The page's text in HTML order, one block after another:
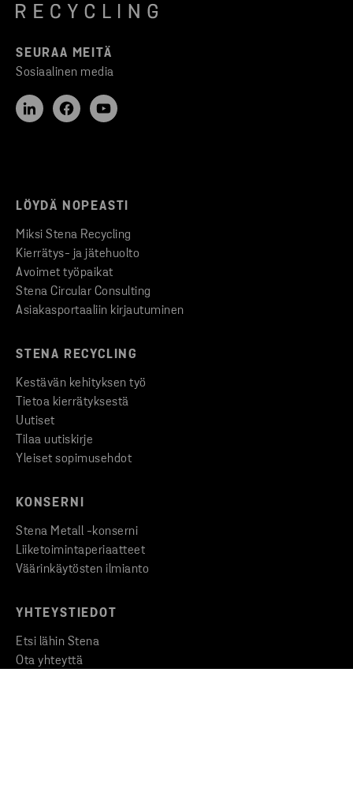
SEURAA MEITÄ
Sosiaalinen media
LÖYDÄ NOPEASTI
Miksi Stena Recycling
Kierrätys- ja jätehuolto
Avoimet työpaikat
Stena Circular Consulting
Asiakasportaaliin kirjautuminen
STENA RECYCLING
Kestävän kehityksen työ
Tietoa kierrätyksestä
Uutiset
Tilaa uutiskirje
Yleiset sopimusehdot
KONSERNI
Stena Metall -konserni
Liiketoimintaperiaatteet
Väärinkäytösten ilmianto
YHTEYSTIEDOT
Etsi lähin Stena
Ota yhteyttä